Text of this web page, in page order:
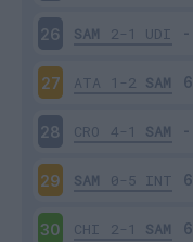
26 SAM 2-1 UDI
27 ATA 1-2 SAM
28 CRO 4-1 SAM
29 SAM 0-5 INT
30 CHI 2-1 SAM